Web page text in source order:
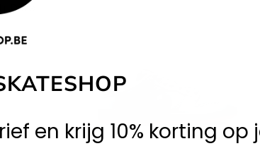
Deze
en krijg 10% korting op